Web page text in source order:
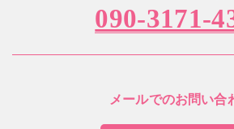
090-3171-
メールでのお問い合